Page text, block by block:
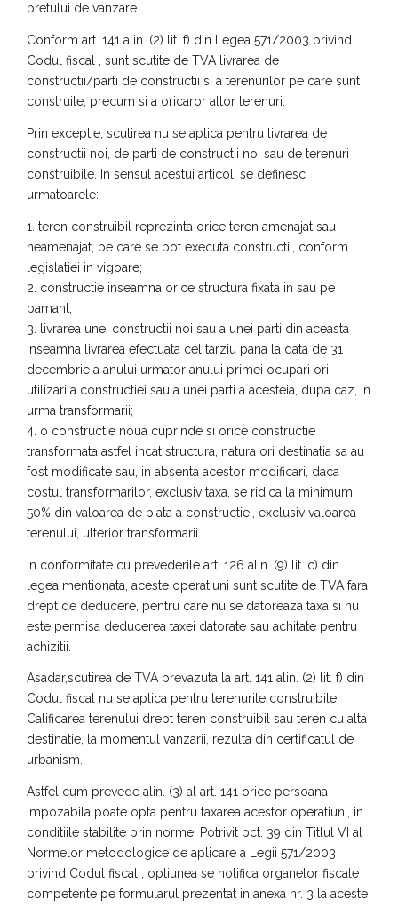
pretului de vanzare.
Conform art. 141 alin. (2) lit. f) din Legea 571/2003 privind
Codul fiscal , sunt scutite de TVA livrarea de
constructii/parti de constructii si a terenurilor pe care sunt
construite, precum si a oricaror altor terenuri.
Prin exceptie, scutirea nu se aplica pentru livrarea de
constructii noi, de parti de constructii noi sau de terenuri
construibile. In sensul acestui articol, se definesc
urmatoarele:
1. teren construibil reprezinta orice teren amenajat sau
neamenajat, pe care se pot executa constructii, conform
legislatiei in vigoare;
2. constructie inseamna orice structura fixata in sau pe
pamant;
3. livrarea unei constructii noi sau a unei parti din aceasta
inseamna livrarea efectuata cel tarziu pana la data de 31
decembrie a anului urmator anului primei ocupari ori
utilizari a constructiei sau a unei parti a acesteia, dupa caz, in
urma transformarii;
4. o constructie noua cuprinde si orice constructie
transformata astfel incat structura, natura ori destinatia sa au
fost modificate sau, in absenta acestor modificari, daca
costul transformarilor, exclusiv taxa, se ridica la minimum
50% din valoarea de piata a constructiei, exclusiv valoarea
terenului, ulterior transformarii.
In conformitate cu prevederile art. 126 alin. (9) lit. c) din
legea mentionata, aceste operatiuni sunt scutite de TVA fara
drept de deducere, pentru care nu se datoreaza taxa si nu
este permisa deducerea taxei datorate sau achitate pentru
achizitii.
Asadar,scutirea de TVA prevazuta la art. 141 alin. (2) lit. f) din
Codul fiscal nu se aplica pentru terenurile construibile.
Calificarea terenului drept teren construibil sau teren cu alta
destinatie, la momentul vanzarii, rezulta din certificatul de
urbanism.
Astfel cum prevede alin. (3) al art. 141 orice persoana
impozabila poate opta pentru taxarea acestor operatiuni, in
conditiile stabilite prin norme. Potrivit pct. 39 din Titlul VI al
Normelor metodologice de aplicare a Legii 571/2003
privind Codul fiscal , optiunea se notifica organelor fiscale
competente pe formularul prezentat in anexa nr. 3 la aceste